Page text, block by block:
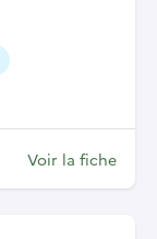
Voir la fiche